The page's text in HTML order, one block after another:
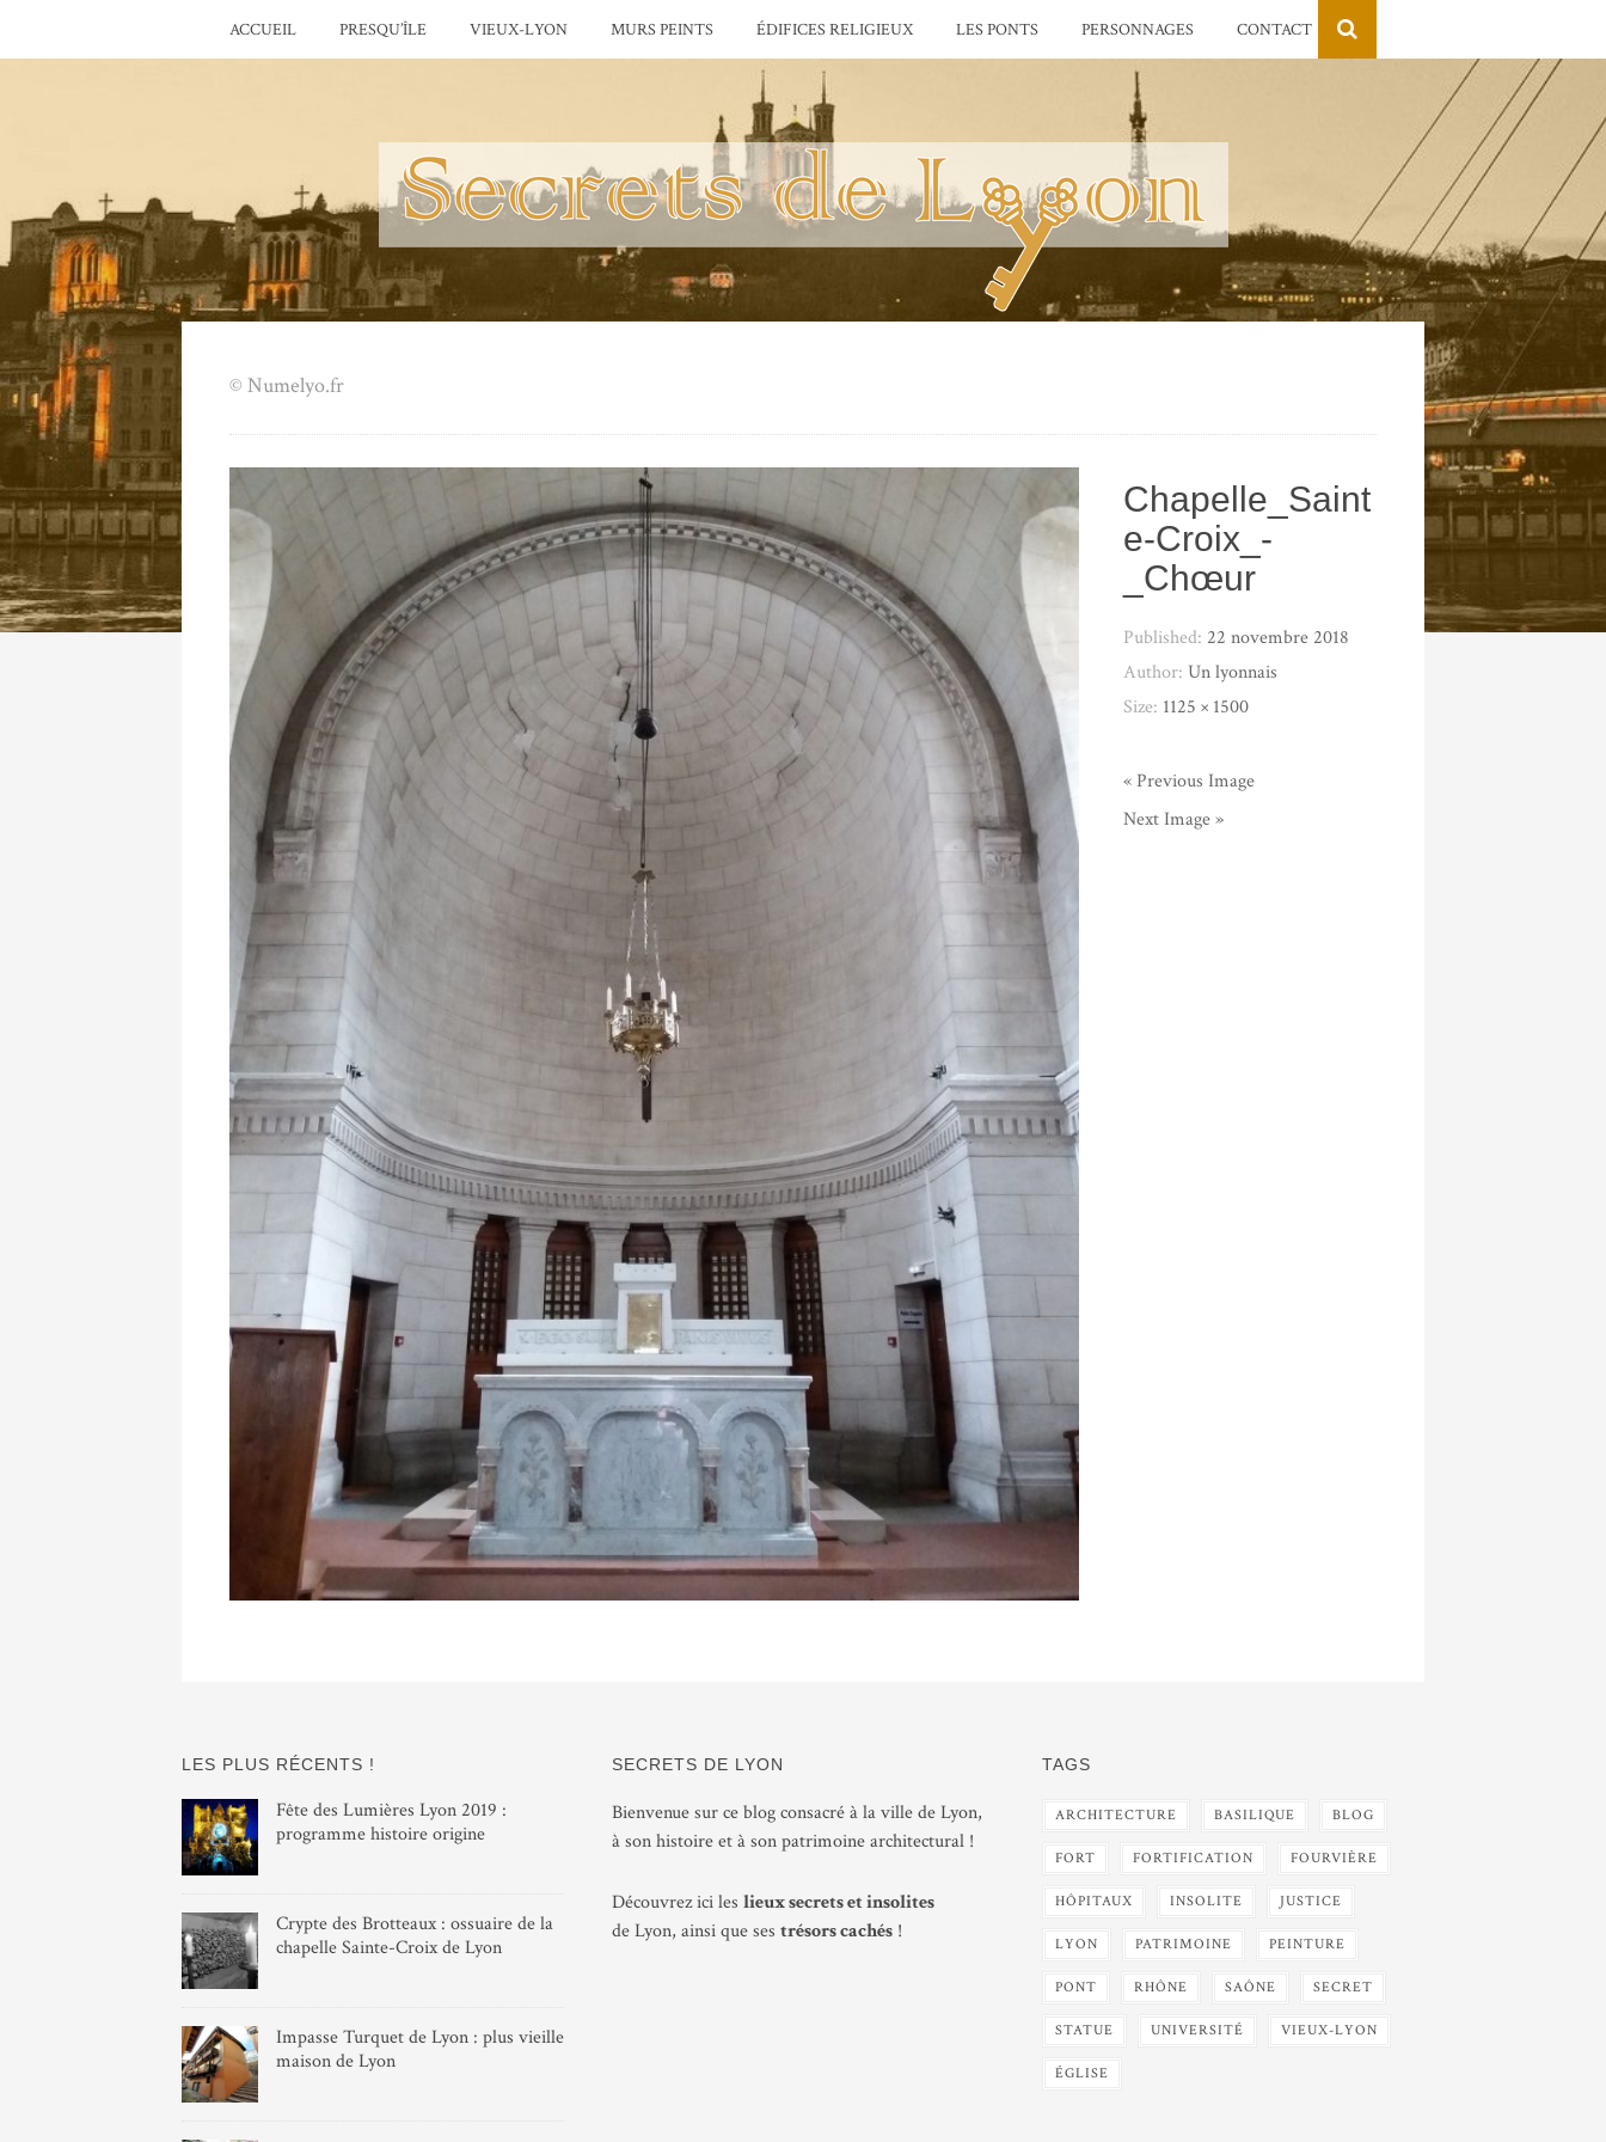
ACCUEIL PRESQU’ÎLE VIEUX-LYON MURS PEINTS ÉDIFICES RELIGIEUX LES PONTS PERSONNAGES CONTACT
© Numelyo.fr
Chapelle_Saint
e-Croix_-
_Chœur
Published: 22 novembre 2018
Author: Un lyonnais
Size: 1125 × 1500
« Previous Image
Next Image »
LES PLUS RÉCENTS !
Fête des Lumières Lyon 2019 :
programme histoire origine
Crypte des Brotteaux : ossuaire de la
chapelle Sainte-Croix de Lyon
Impasse Turquet de Lyon : plus vieille
maison de Lyon
SECRETS DE LYON
Bienvenue sur ce blog consacré à la ville de Lyon,
à son histoire et à son patrimoine architectural !
Découvrez ici les lieux secrets et insolites
de Lyon, ainsi que ses trésors cachés !
TAGS
ARCHITECTURE BASILIQUE BLOG
FORT FORTIFICATION FOURVIÈRE
HÔPITAUX INSOLITE JUSTICE
LYON PATRIMOINE PEINTURE
PONT RHÔNE SAÔNE SECRET
STATUE UNIVERSITÉ VIEUX-LYON
ÉGLISE